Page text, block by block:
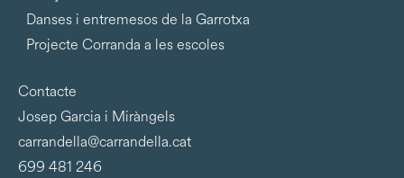
Danses i entremesos de la Garrotxa
Projecte Corranda a les escoles
Contacte
Josep Garcia i Miràngels
carrandella@carrandella.cat
699 481 246